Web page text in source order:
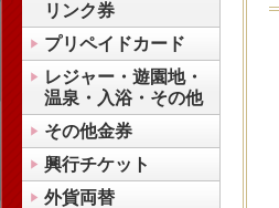
リンク券
プリペイドカード
レジャー・遊園地・
温泉・入浴・その他
その他金券
興行チケット
外貨両替